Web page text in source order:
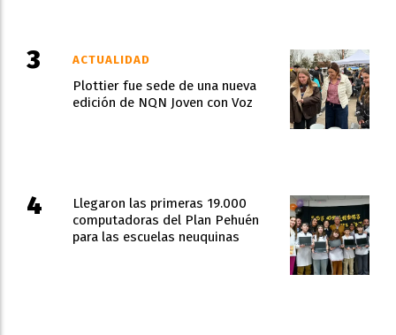
Plottier fue sede de una nueva
edición de NQN Joven con Voz
ACTUALIDAD
Llegaron las primeras 19.000
computadoras del Plan Pehuén
para las escuelas neuquinas